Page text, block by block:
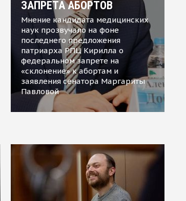
ЗАПРЕТА АБОРТОВ
Мнение кандидата медицинских
наук прозвучало на фоне
последнего предложения
патриарха РПЦ Кирилла о
федеральном запрете на
«склонение» к абортам и
заявления сенатора Маргариты
Павловой